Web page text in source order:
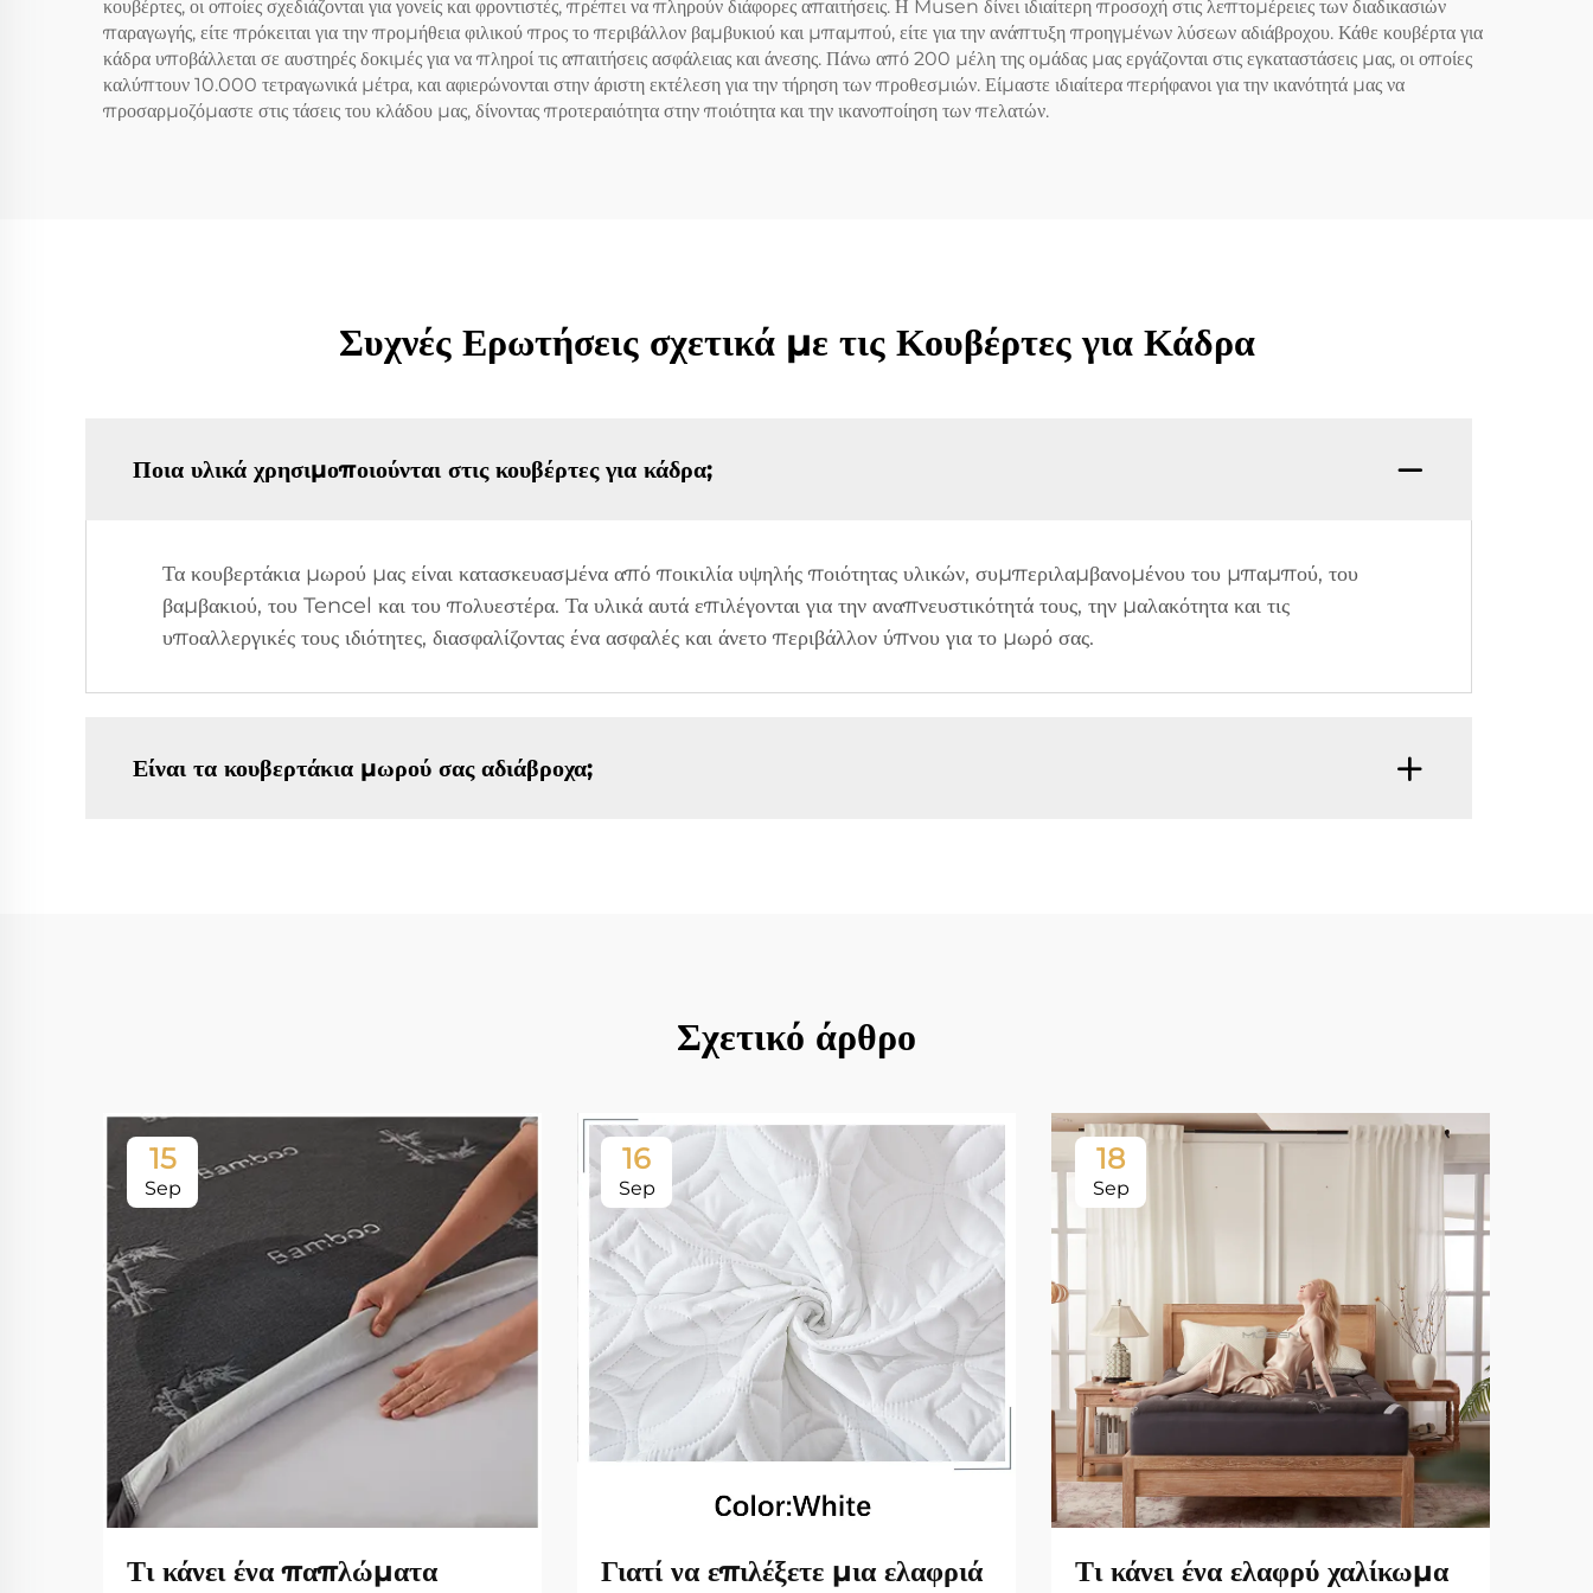
(Γκρι)
Ξενοδοχείο (Γκρίζο)
κουβέρτες, οι οποίες σχεδιάζονται για γονείς και φροντιστές, πρέπει να πληρούν διάφορες απαιτήσεις. Η Musen δίνει ιδιαίτερη προσοχή στις λεπτομέρειες των διαδικασιών
παραγωγής, είτε πρόκειται για την προμήθεια φιλικού προς το περιβάλλον βαμβυκιού και μπαμπού, είτε για την ανάπτυξη προηγμένων λύσεων αδιάβροχου. Κάθε κουβέρτα για
κάδρα υποβάλλεται σε αυστηρές δοκιμές για να πληροί τις απαιτήσεις ασφάλειας και άνεσης. Πάνω από 200 μέλη της ομάδας μας εργάζονται στις εγκαταστάσεις μας, οι οποίες
καλύπτουν 10.000 τετραγωνικά μέτρα, και αφιερώνονται στην άριστη εκτέλεση για την τήρηση των προθεσμιών. Είμαστε ιδιαίτερα περήφανοι για την ικανότητά μας να
προσαρμοζόμαστε στις τάσεις του κλάδου μας, δίνοντας προτεραιότητα στην ποιότητα και την ικανοποίηση των πελατών.
Συχνές Ερωτήσεις σχετικά με τις Κουβέρτες για Κάδρα
Ποια υλικά χρησιμοποιούνται στις κουβέρτες για κάδρα;
Τα κουβερτάκια μωρού μας είναι κατασκευασμένα από ποικιλία υψηλής ποιότητας υλικών, συμπεριλαμβανομένου του μπαμπού, του
βαμβακιού, του Tencel και του πολυεστέρα. Τα υλικά αυτά επιλέγονται για την αναπνευστικότητά τους, την μαλακότητα και τις
υποαλλεργικές τους ιδιότητες, διασφαλίζοντας ένα ασφαλές και άνετο περιβάλλον ύπνου για το μωρό σας.
Είναι τα κουβερτάκια μωρού σας αδιάβροχα;
Σχετικό άρθρο
15
Sep
Τι κάνει ένα παπλώματα
16
Sep
Γιατί να επιλέξετε μια ελαφριά
18
Sep
Τι κάνει ένα ελαφρύ χαλίκωμα